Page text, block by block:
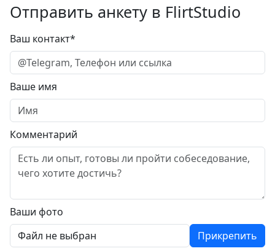
Отправить анкету в FlirtStudio
Ваш контакт*
Ваше имя
Комментарий
Ваши фото
Файл не выбран
Прикрепить